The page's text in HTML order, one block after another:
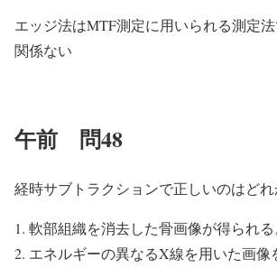
エッジ法はMTF測定に用いられる測定
関係ない
午前 問48
経時サブトラクションで正しいのはどれ
軟部組織を消去した骨画像が得られる
エネルギーの異なるX線を用いた画像